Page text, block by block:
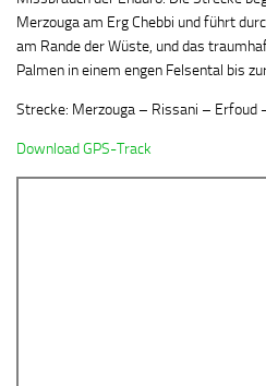
Merzouga am Erg Chebbi und führt
am Rande der Wüste, und das
Palmen in einem engen Felsental bis
Strecke: Merzouga – Rissani – Erfoud
Download GPS-Track